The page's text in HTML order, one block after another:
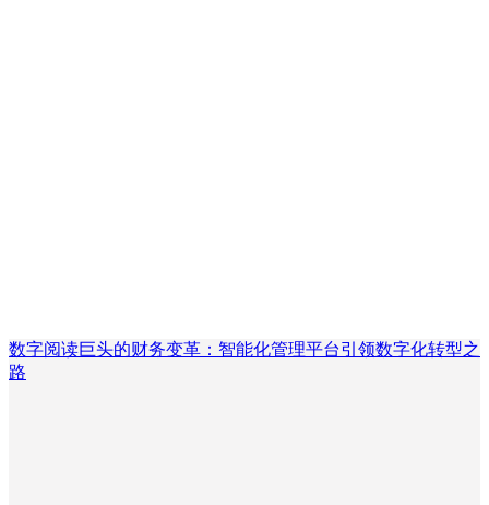
数字阅读巨头的财务变革：智能化管理平台引领数字化转型之
路